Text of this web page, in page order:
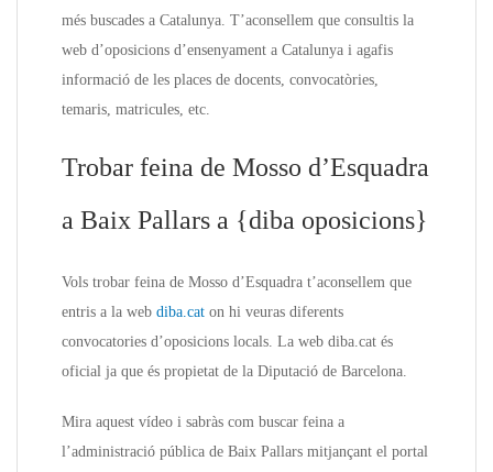
més buscades a Catalunya. T’aconsellem que consultis la
web d’oposicions d’ensenyament a Catalunya i agafis
informació de les places de docents, convocatòries,
temaris, matricules, etc.
Trobar feina de Mosso d’Esquadra
a Baix Pallars a {diba oposicions}
Vols trobar feina de Mosso d’Esquadra t’aconsellem que
entris a la web diba.cat on hi veuras diferents
convocatories d’oposicions locals. La web diba.cat és
oficial ja que és propietat de la Diputació de Barcelona.
Mira aquest vídeo i sabràs com buscar feina a
l’administració pública de Baix Pallars mitjançant el portal